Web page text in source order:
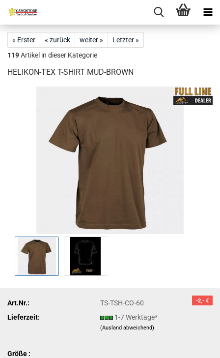
« Erster « zurück weiter »
Letzter »
119Artikel in dieser Kategorie
HELIKON-TEX T-SHIRT MUD-BROWN
-2,- €
Art.Nr.:
TS-TSH-CO-60
Lieferzeit:
1-7 Werktage*
(Ausland abweichend)
Größe :